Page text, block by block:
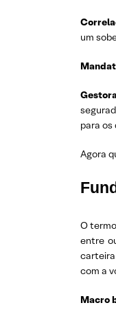
um
para
Agora
O
entre
carteira
com a
Macro